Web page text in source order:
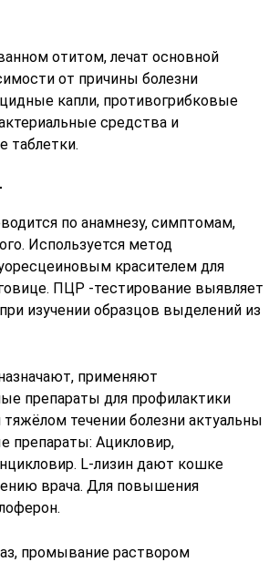
отитом, лечат основной
от причины болезни
капли, противогрибковые
средства и
таблетки.
по анамнезу, симптомам,
Используется метод
красителем для
ПЦР -тестирование выявляет
изучении образцов выделений из
применяют
препараты для профилактики
течении болезни актуальны
препараты: Ацикловир,
L-лизин дают кошке
врача. Для повышения
промывание раствором